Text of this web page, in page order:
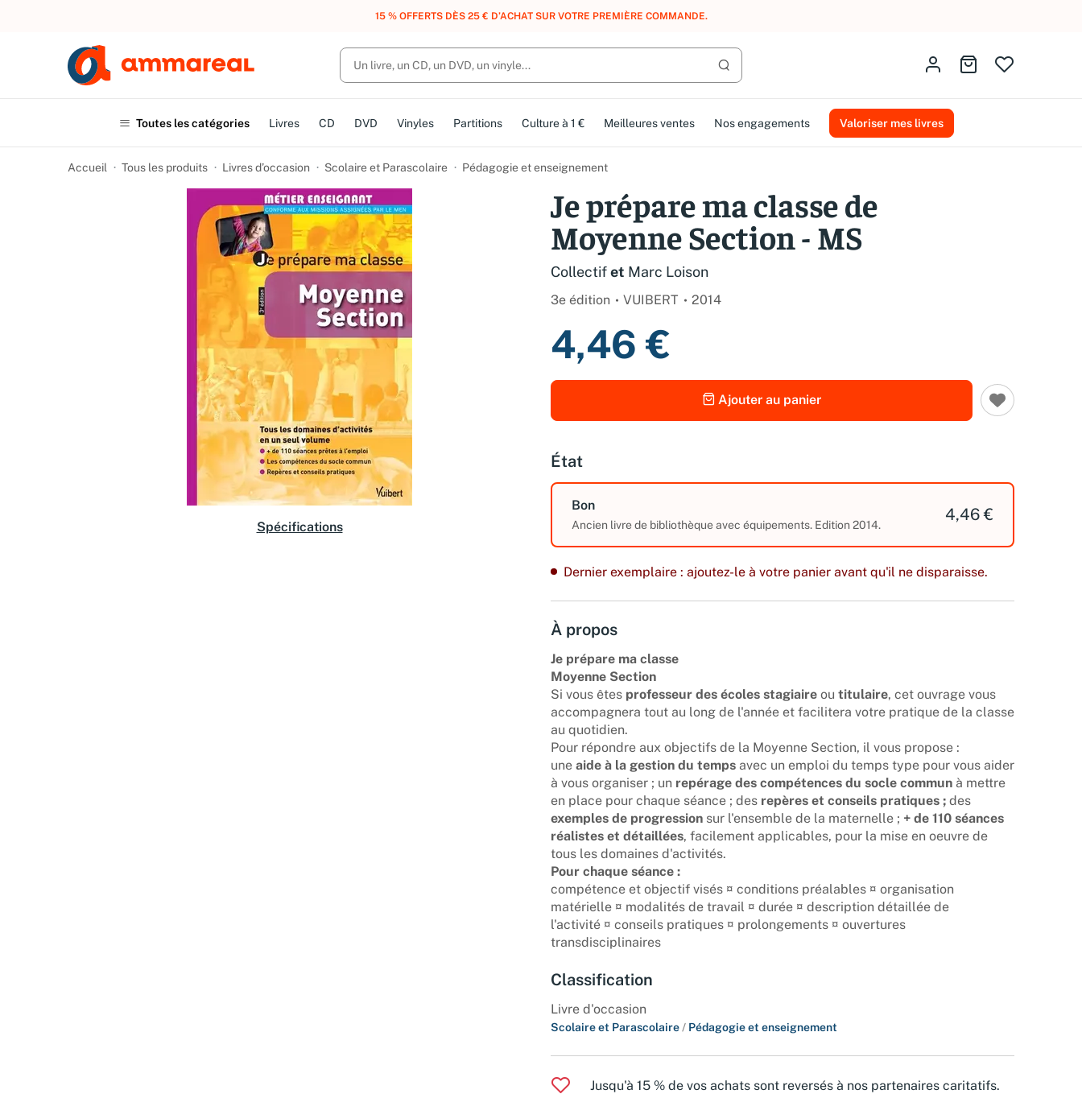
UN ACHAT, DES POINTS, DES RÉCOMPENSES :REJOIGNEZ GRATUITEMENT LE CLUB AMMAREAL.
Lancer la recherche
Identifiez-vousAller au panier
Toutes les catégories Livres CD DVD Vinyles Partitions Culture à 1 € Meilleures ventes Nos engagements Valoriser mes livres
Accueil Tous les produits Livres d’occasion Scolaire et Parascolaire Pédagogie et enseignement
Spécifications
Je prépare ma classe de
Moyenne Section - MS
Collectifet Marc Loison
3e édition VUIBERT 2014
4,46 €
Ajouter au panier
État
Bon
Ancien livre de bibliothèque avec équipements. Edition 2014.
4,46 €
Dernier exemplaire : ajoutez-le à votre panier avant qu'il ne disparaisse.
À propos
Je prépare ma classe
Moyenne Section
Si vous êtes professeur des écoles stagiaire ou titulaire, cet ouvrage vous
accompagnera tout au long de l'année et facilitera votre pratique de la classe
au quotidien.
Pour répondre aux objectifs de la Moyenne Section, il vous propose :
une aide à la gestion du temps avec un emploi du temps type pour vous aider
à vous organiser ; un repérage des compétences du socle commun à mettre
en place pour chaque séance ; des repères et conseils pratiques ; des
exemples de progression sur l'ensemble de la maternelle ; + de 110 séances
réalistes et détaillées, facilement applicables, pour la mise en oeuvre de
tous les domaines d'activités.
Pour chaque séance :
compétence et objectif visés ¤ conditions préalables ¤ organisation
matérielle ¤ modalités de travail ¤ durée ¤ description détaillée de
l'activité ¤ conseils pratiques ¤ prolongements ¤ ouvertures
transdisciplinaires
Classification
Livre d'occasion
Scolaire et Parascolaire / Pédagogie et enseignement
Jusqu'à 15 % de vos achats sont reversés à nos partenaires caritatifs.